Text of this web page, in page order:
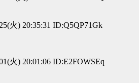
火) 20:35:31 ID:Q5QP71Gk
火) 20:01:06 ID:E2FOWSEq